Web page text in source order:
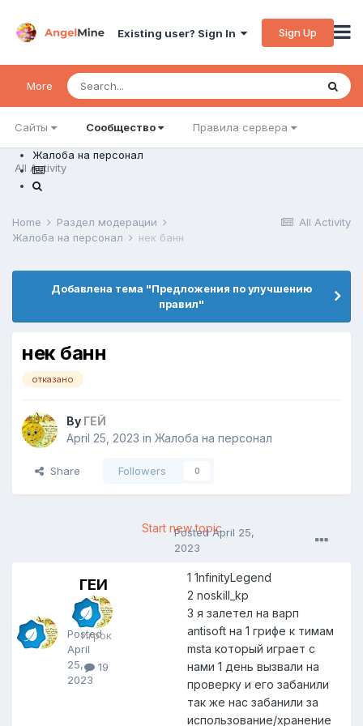
Existing user? Sign In Sign Up
More
Сайты Сообщество Правила сервера
All Activity
Жалоба на персонал
All Activity
Home
Раздел модерации
Жалоба на персонал
нек банн
Добавлена тема "Предложения по улучшению
правил"
нек банн
отказано
By ГЕЙ
April 25, 2023 in Жалоба на персонал
Share Followers 0
Start new topic
Е
Й
Posted
April
25,
2023
ГЕЙ
Игрок
19
PostedApril 25,
2023
1 1nfinityLegend
2 noskill_kp
3 я залетел на варп
antisoft на 1 грифе к тимам
msta который играет с
нами 1 день вызвали на
проверку и его забанили
так же нас забанили за
использование/хранение